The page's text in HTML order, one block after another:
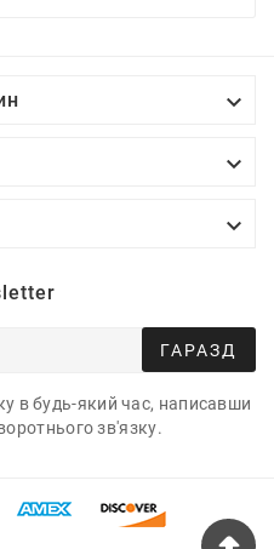



ГАРАЗД
в будь-який час, написавши
зв'язку.